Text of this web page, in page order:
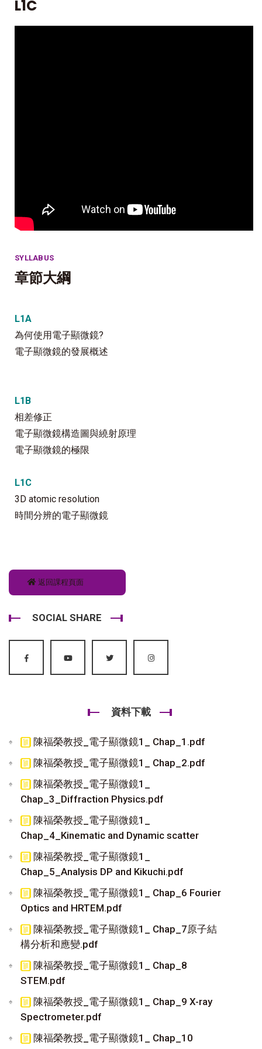
L1C
SYLLABUS
章節大綱
L1A
為何使用電子顯微鏡?
電子顯微鏡的發展概述
L1B
相差修正
電子顯微鏡構造圖與繞射原理
電子顯微鏡的極限
L1C
3D atomic resolution
時間分辨的電子顯微鏡
返回課程頁面
SOCIAL SHARE
資料下載
陳福榮教授_電子顯微鏡1_ Chap_1.pdf
陳福榮教授_電子顯微鏡1_ Chap_2.pdf
陳福榮教授_電子顯微鏡1_
Chap_3_Diffraction Physics.pdf
陳福榮教授_電子顯微鏡1_
Chap_4_Kinematic and Dynamic scatter
陳福榮教授_電子顯微鏡1_
Chap_5_Analysis DP and Kikuchi.pdf
陳福榮教授_電子顯微鏡1_ Chap_6 Fourier
Optics and HRTEM.pdf
陳福榮教授_電子顯微鏡1_ Chap_7原子結
構分析和應變.pdf
陳福榮教授_電子顯微鏡1_ Chap_8
STEM.pdf
陳福榮教授_電子顯微鏡1_ Chap_9 X-ray
Spectrometer.pdf
陳福榮教授_電子顯微鏡1_ Chap_10